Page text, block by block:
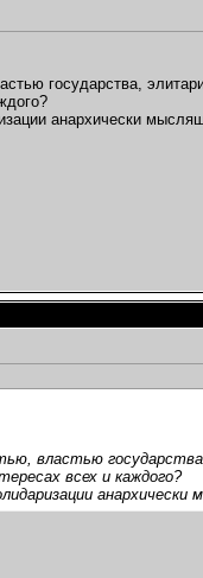
государства,
анархически
властью
всех и каждого?
анархически